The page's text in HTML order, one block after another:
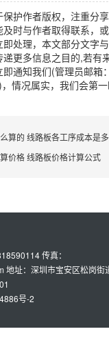
护作者版权，注重分
时与作者取得联系，
处理，本文部分文字
更多信息之目的,若有
通知我们(管理员邮箱：
情况属实，我们会第
算的 线路板各工序成本是
价格 线路板价格计算公式
传真：
地址：深圳市宝安区松岗街
号-2